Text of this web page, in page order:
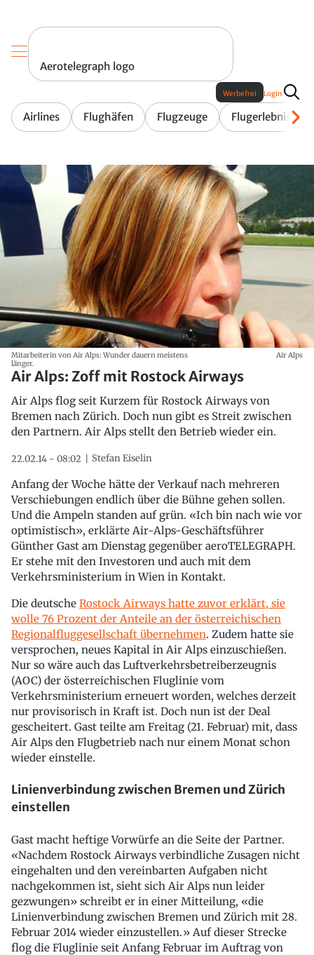
Aerotelegraph logo
Airlines Flughäfen Flugzeuge Flugerlebnis
Werbefrei Login
Mitarbeiterin von Air Alps: Wunder dauern meistens
länger.
Air Alps
Air Alps: Zoff mit Rostock Airways
Air Alps flog seit Kurzem für Rostock Airways von
Bremen nach Zürich. Doch nun gibt es Streit zwischen
den Partnern. Air Alps stellt den Betrieb wieder ein.
22.02.14 - 08:02 Stefan Eiselin
Anfang der Woche hätte der Verkauf nach mehreren
Verschiebungen endlich über die Bühne gehen sollen.
Und die Ampeln standen auf grün. «Ich bin nach wie vor
optimistisch», erklärte Air-Alps-Geschäftsführer
Günther Gast am Dienstag gegenüber aeroTELEGRAPH.
Er stehe mit den Investoren und auch mit dem
Verkehrsministerium in Wien in Kontakt.
Die deutsche Rostock Airways hatte zuvor erklärt, sie
wolle 76 Prozent der Anteile an der österreichischen
Regionalfluggesellschaft übernehmen. Zudem hatte sie
versprochen, neues Kapital in Air Alps einzuschießen.
Nur so wäre auch das Luftverkehrsbetreiberzeugnis
(AOC) der österreichischen Fluglinie vom
Verkehrsministerium erneuert worden, welches derzeit
nur provisorisch in Kraft ist. Doch nun ist der Deal
gescheitert. Gast teilte am Freitag (21. Februar) mit, dass
Air Alps den Flugbetrieb nach nur einem Monat schon
wieder einstelle.
Linienverbindung zwischen Bremen und Zürich
einstellen
Gast macht heftige Vorwürfe an die Seite der Partner.
«Nachdem Rostock Airways verbindliche Zusagen nicht
eingehalten und den vereinbarten Aufgaben nicht
nachgekommen ist, sieht sich Air Alps nun leider
gezwungen» schreibt er in einer Mitteilung, «die
Linienverbindung zwischen Bremen und Zürich mit 28.
Februar 2014 wieder einzustellen.» Auf dieser Strecke
flog die Fluglinie seit Anfang Februar im Auftrag von